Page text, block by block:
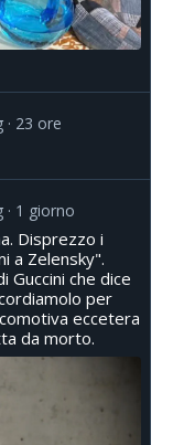
23 ore
1 giorno
Disprezzo i
a Zelensky".
Guccini che dice
per
eccetera
da morto.